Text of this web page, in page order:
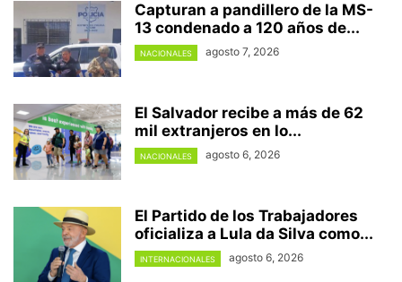
Capturan a pandillero de la MS-
13 condenado a 120 años de...
NACIONALES agosto 7, 2026
El Salvador recibe a más de 62
mil extranjeros en lo...
NACIONALES agosto 6, 2026
El Partido de los Trabajadores
oficializa a Lula da Silva como...
INTERNACIONALES agosto 6, 2026